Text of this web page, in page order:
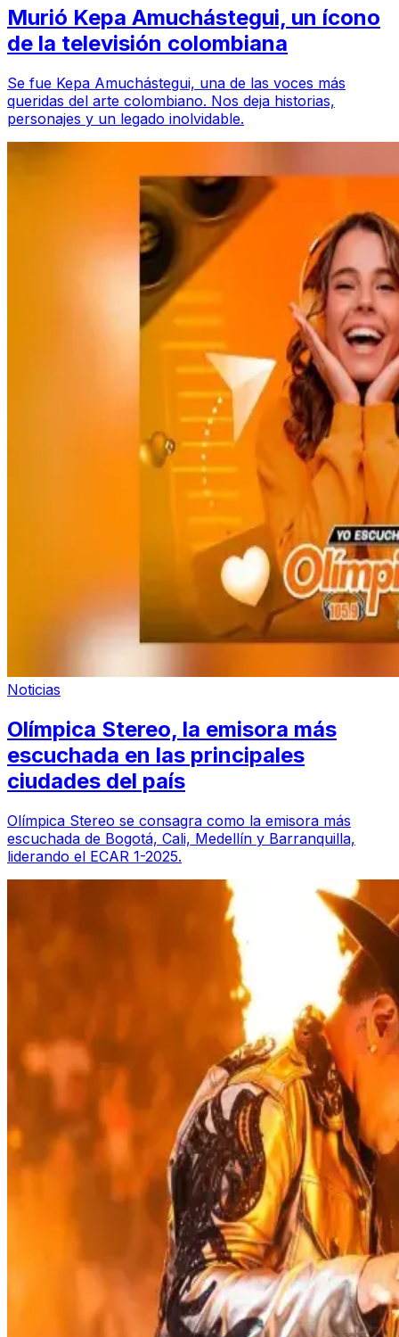
Murió Kepa Amuchástegui, un ícono
de la televisión colombiana
Se fue Kepa Amuchástegui, una de las voces más
queridas del arte colombiano. Nos deja historias,
personajes y un legado inolvidable.
Noticias
Olímpica Stereo, la emisora más
escuchada en las principales
ciudades del país
Olímpica Stereo se consagra como la emisora más
escuchada de Bogotá, Cali, Medellín y Barranquilla,
liderando el ECAR 1-2025.